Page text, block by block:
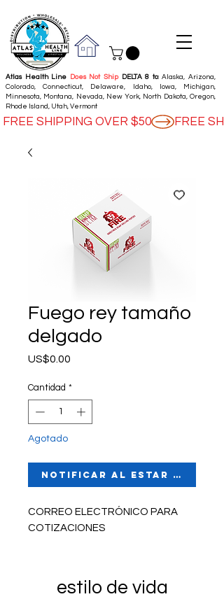
Atlas Health Line Does Not ShipDELTA 8 to: Alaska, Arizona,
Colorado, Connecticut, Delaware, Idaho, Iowa, Michigan,
Minnesota, Montana, Nevada, New York, North Dakota, Oregon,
Rhode Island, Utah, Vermont
FREE SHIPPING OVER $50
Fuego rey tamaño
delgado
US$0.00
Cantidad *
Agotado
Notificar al estar
CORREO ELECTRÓNICO PARA
COTIZACIONES
estilo de vida